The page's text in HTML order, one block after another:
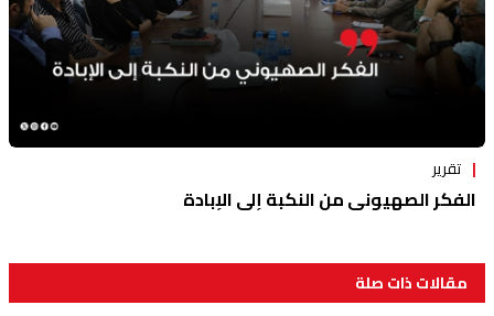
تقرير
الفكر الصهيوني من النكبة إلى الإبادة
مقالات ذات صلة